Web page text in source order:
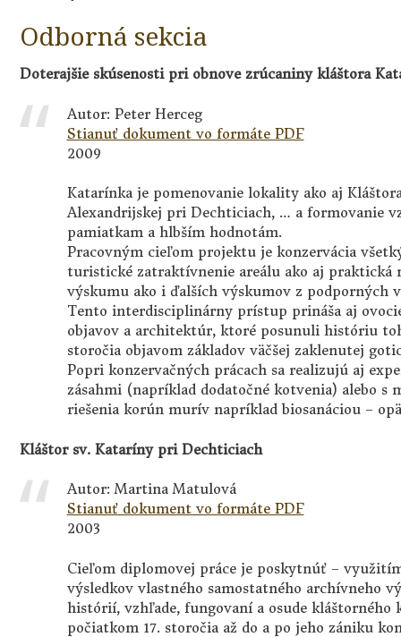
Odborná sekcia
Doterajšie skúsenosti pri obnove zrúcaniny kláštora
Autor: Peter Herceg
Stianuť dokument vo formáte PDF
2009
Katarínka je pomenovanie lokality ako aj
Alexandrijskej pri Dechticiach, … a formovanie
pamiatkam a hlbším hodnotám.
Pracovným cieľom projektu je konzervácia
turistické zatraktívnenie areálu ako aj praktická
výskumu ako i ďalších výskumov z podporných
Tento interdisciplinárny prístup prináša aj
objavov a architektúr, ktoré posunuli históriu
storočia objavom základov väčšej zaklenutej
Popri konzervačných prácach sa realizujú aj
zásahmi (napríklad dodatočné kotvenia) alebo s
riešenia korún murív napríklad biosanáciou –
Kláštor sv. Kataríny pri Dechticiach
Autor: Martina Matulová
Stianuť dokument vo formáte PDF
2003
Cieľom diplomovej práce je poskytnúť –
výsledkov vlastného samostatného archívneho
histórií, vzhľade, fungovaní a osude kláštorného
počiatkom 17. storočia až do a po jeho zániku